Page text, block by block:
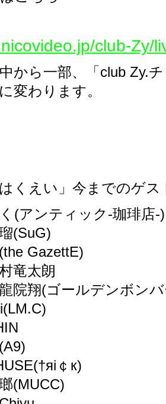
club-Zy/
から一部、「club Zy.
変わります。
くえい」今までのゲス
(アンティック-珈琲店-)
(SuG)
GazettE)
竜太朗
院翔(ゴールデンボン
￠к)
(MUCC)